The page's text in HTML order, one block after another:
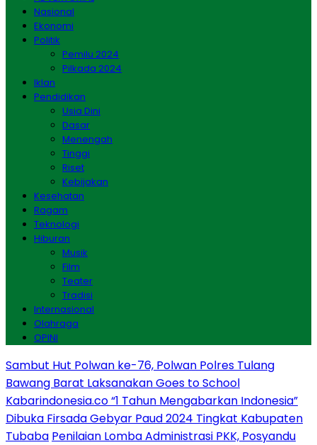
Nasional
Ekonomi
Politik
Pemilu 2024
Pilkada 2024
Iklan
Pendidikan
Usia Dini
Dasar
Menengah
Tinggi
Riset
Kebijakan
Kesehatan
Ragam
Teknologi
Hiburan
Musik
Film
Teater
Tradisi
Internasional
Olahraga
OPINI
Sambut Hut Polwan ke-76, Polwan Polres Tulang
Bawang Barat Laksanakan Goes to School
Kabarindonesia.co “1 Tahun Mengabarkan Indonesia”
Dibuka Firsada Gebyar Paud 2024 Tingkat Kabupaten
Tubaba Penilaian Lomba Administrasi PKK, Posyandu